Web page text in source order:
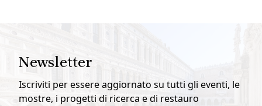
Newsletter
Iscriviti per essere aggiornato su tutti gli eventi, le
mostre, i progetti di ricerca e di restauro